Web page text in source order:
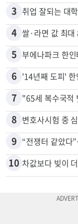
2 5주간 차 안 몰
3 취업 잘되는 대
4 쌀·라면 값 최
5 부에나파크 한
6 '14년째 도피'
7
8 변호사시험 중
9 “전쟁터 같았다